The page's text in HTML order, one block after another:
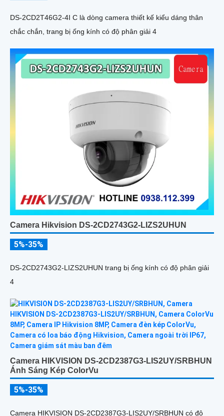
DS-2CD2T46G2-4I C là dòng camera thiết kế kiểu dáng thân
chắc chắn, trang bị ống kính có độ phân giải 4
Camera Hikvision DS-2CD2743G2-LIZS2UHUN
5%-35%
DS-2CD2743G2-LIZS2UHUN trang bị ống kính có độ phân giải
4
Camera HIKVISION DS-2CD2387G3-LIS2UY/SRBHUN
Ánh Sáng Kép ColorVu
5%-35%
Camera HIKVISION DS-2CD2387G3-LIS2UY/SRBHUN có độ